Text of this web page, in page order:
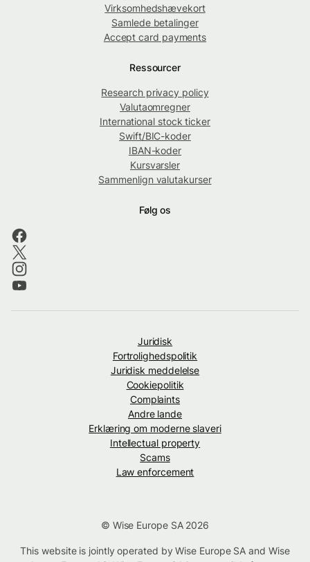
Virksomhedshævekort
Samlede betalinger
Accept card payments
Ressourcer
Research privacy policy
Valutaomregner
International stock ticker
Swift/BIC-koder
IBAN-koder
Kursvarsler
Sammenlign valutakurser
Følg os
Juridisk
Fortrolighedspolitik
Juridisk meddelelse
Cookiepolitik
Complaints
Andre lande
Erklæring om moderne slaveri
Intellectual property
Scams
Law enforcement
© Wise Europe SA 2026
This website is jointly operated by Wise Europe SA and Wise